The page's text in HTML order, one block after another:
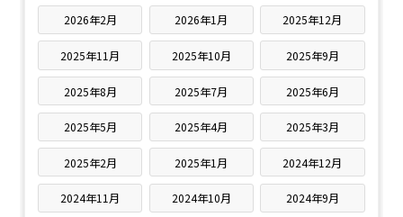
2026年2月 2026年1月 2025年12月
2025年11月 2025年10月 2025年9月
2025年8月 2025年7月 2025年6月
2025年5月 2025年4月 2025年3月
2025年2月 2025年1月 2024年12月
2024年11月 2024年10月 2024年9月